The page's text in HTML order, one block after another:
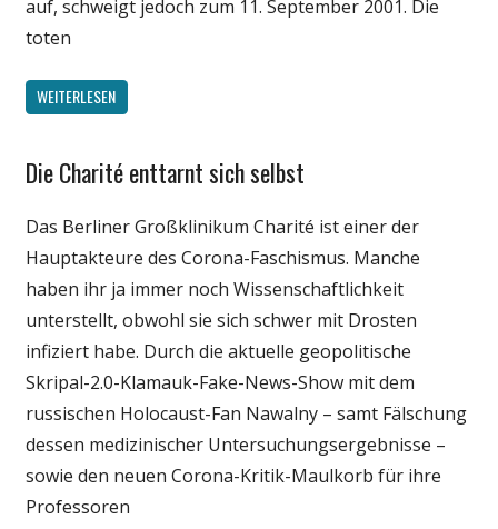
auf, schweigt jedoch zum 11. September 2001. Die
toten
WEITERLESEN
Gesellschaft
Politik
Wirtschaft
Wissenschaft
Die Charité enttarnt sich selbst
Das Berliner Großklinikum Charité ist einer der
Hauptakteure des Corona-Faschismus. Manche
haben ihr ja immer noch Wissenschaftlichkeit
unterstellt, obwohl sie sich schwer mit Drosten
infiziert habe. Durch die aktuelle geopolitische
Skripal-2.0-Klamauk-Fake-News-Show mit dem
russischen Holocaust-Fan Nawalny – samt Fälschung
dessen medizinischer Untersuchungsergebnisse –
sowie den neuen Corona-Kritik-Maulkorb für ihre
Professoren